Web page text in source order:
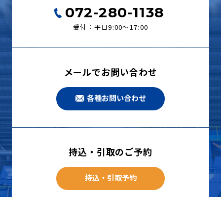
072-280-1138
受付：平日9:00〜17:00
メールでお問い合わせ
各種お問い合わせ
持込・引取のご予約
持込・引取予約